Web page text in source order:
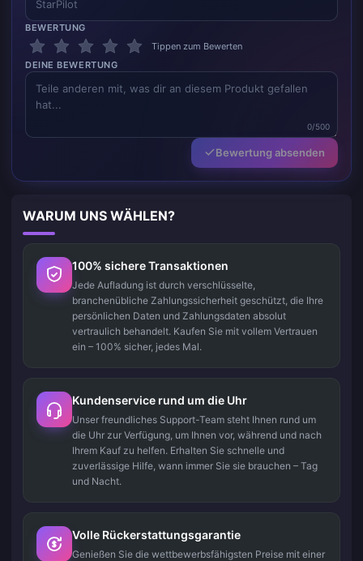
BEWERTUNG
Tippen zum Bewerten
DEINE BEWERTUNG
0/500
Bewertung absenden
WARUM UNS WÄHLEN?
100% sichere Transaktionen
Jede Aufladung ist durch verschlüsselte,
branchenübliche Zahlungssicherheit geschützt, die Ihre
persönlichen Daten und Zahlungsdaten absolut
vertraulich behandelt. Kaufen Sie mit vollem Vertrauen
ein – 100% sicher, jedes Mal.
Kundenservice rund um die Uhr
Unser freundliches Support-Team steht Ihnen rund um
die Uhr zur Verfügung, um Ihnen vor, während und nach
Ihrem Kauf zu helfen. Erhalten Sie schnelle und
zuverlässige Hilfe, wann immer Sie sie brauchen – Tag
und Nacht.
Volle Rückerstattungsgarantie
Genießen Sie die wettbewerbsfähigsten Preise mit einer